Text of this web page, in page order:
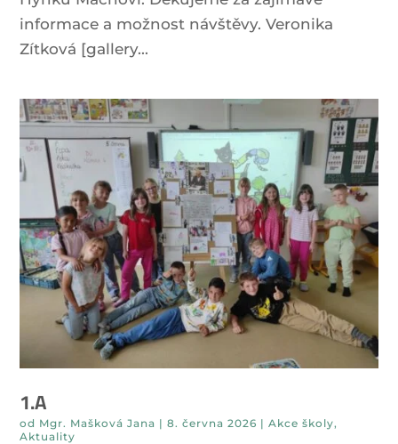
informace a možnost návštěvy. Veronika
Zítková [gallery...
1.A
od Mgr. Mašková Jana | 8. června 2026 | Akce školy,
Aktuality